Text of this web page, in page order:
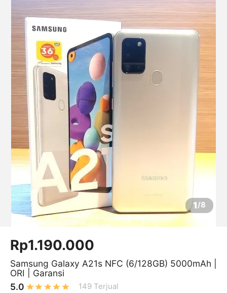
1/8
Rp1.190.000
Samsung Galaxy A21s NFC (6/128GB) 5000mAh |
ORI | Garansi
5.0
149 Terjual